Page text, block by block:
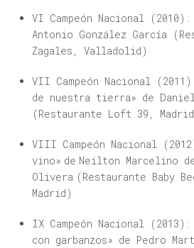
VI Campeón Nacional
Antonio González García
Zagales, Valladolid)
VII Campeón Nacional
de nuestra tierra» de Daniel
(Restaurante Loft 39,
VIII Campeón Nacional
vino» de Neilton Marcelino
Olivera (Restaurante Baby
Madrid)
IX Campeón Nacional
con garbanzos» de Pedro